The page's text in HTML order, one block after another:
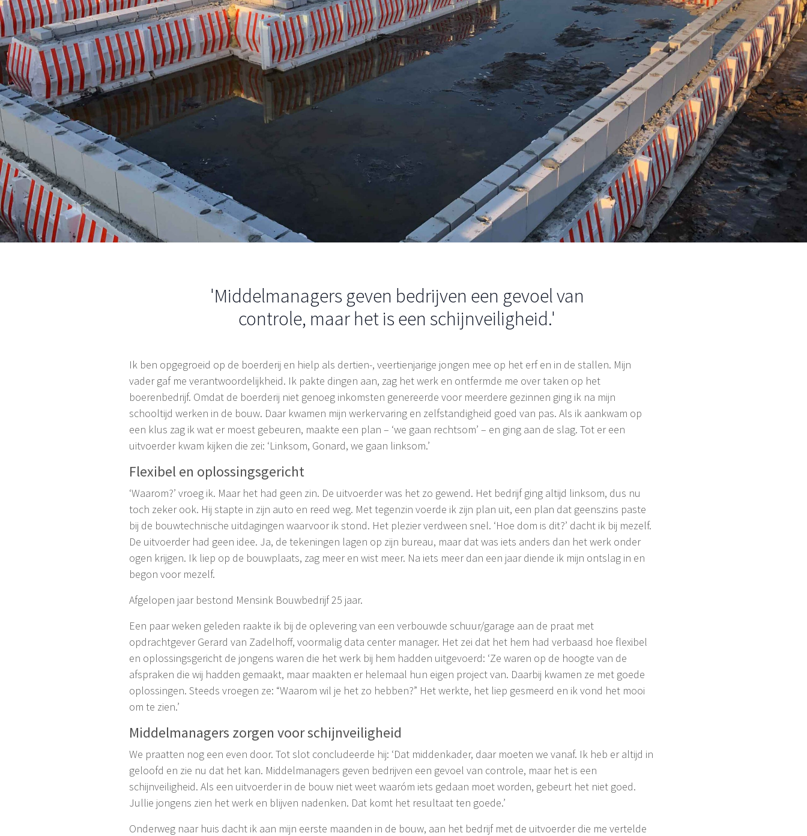
'Middelmanagers geven bedrijven een gevoel van
controle, maar het is een schijnveiligheid.'
Ik ben opgegroeid op de boerderij en hielp als dertien-, veertienjarige jongen mee op het erf en in de stallen. Mijn
vader gaf me verantwoordelijkheid. Ik pakte dingen aan, zag het werk en ontfermde me over taken op het
boerenbedrijf. Omdat de boerderij niet genoeg inkomsten genereerde voor meerdere gezinnen ging ik na mijn
schooltijd werken in de bouw. Daar kwamen mijn werkervaring en zelfstandigheid goed van pas. Als ik aankwam op
een klus zag ik wat er moest gebeuren, maakte een plan – ‘we gaan rechtsom’ – en ging aan de slag. Tot er een
uitvoerder kwam kijken die zei: ‘Linksom, Gonard, we gaan linksom.’
Flexibel en oplossingsgericht
‘Waarom?’ vroeg ik. Maar het had geen zin. De uitvoerder was het zo gewend. Het bedrijf ging altijd linksom, dus nu
toch zeker ook. Hij stapte in zijn auto en reed weg. Met tegenzin voerde ik zijn plan uit, een plan dat geenszins paste
bij de bouwtechnische uitdagingen waarvoor ik stond. Het plezier verdween snel. ‘Hoe dom is dit?’ dacht ik bij mezelf.
De uitvoerder had geen idee. Ja, de tekeningen lagen op zijn bureau, maar dat was iets anders dan het werk onder
ogen krijgen. Ik liep op de bouwplaats, zag meer en wist meer. Na iets meer dan een jaar diende ik mijn ontslag in en
begon voor mezelf.
Afgelopen jaar bestond Mensink Bouwbedrijf 25 jaar.
Een paar weken geleden raakte ik bij de oplevering van een verbouwde schuur/garage aan de praat met
opdrachtgever Gerard van Zadelhoff, voormalig data center manager. Het zei dat het hem had verbaasd hoe flexibel
en oplossingsgericht de jongens waren die het werk bij hem hadden uitgevoerd: ‘Ze waren op de hoogte van de
afspraken die wij hadden gemaakt, maar maakten er helemaal hun eigen project van. Daarbij kwamen ze met goede
oplossingen. Steeds vroegen ze: “Waarom wil je het zo hebben?” Het werkte, het liep gesmeerd en ik vond het mooi
om te zien.’
Middelmanagers zorgen voor schijnveiligheid
We praatten nog een even door. Tot slot concludeerde hij: ‘Dat middenkader, daar moeten we vanaf. Ik heb er altijd in
geloofd en zie nu dat het kan. Middelmanagers geven bedrijven een gevoel van controle, maar het is een
schijnveiligheid. Als een uitvoerder in de bouw niet weet waaróm iets gedaan moet worden, gebeurt het niet goed.
Jullie jongens zien het werk en blijven nadenken. Dat komt het resultaat ten goede.’
Onderweg naar huis dacht ik aan mijn eerste maanden in de bouw, aan het bedrijf met de uitvoerder die me vertelde